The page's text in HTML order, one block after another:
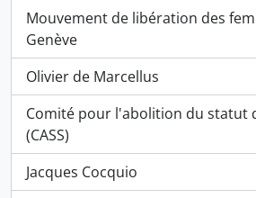
Mouvement de libération des
Genève
, 191 résultats
Olivier de Marcellus
, 134 résultats
Comité pour l'abolition du statut
(CASS)
, 84 résultats
Jacques Cocquio
, 78 résultats